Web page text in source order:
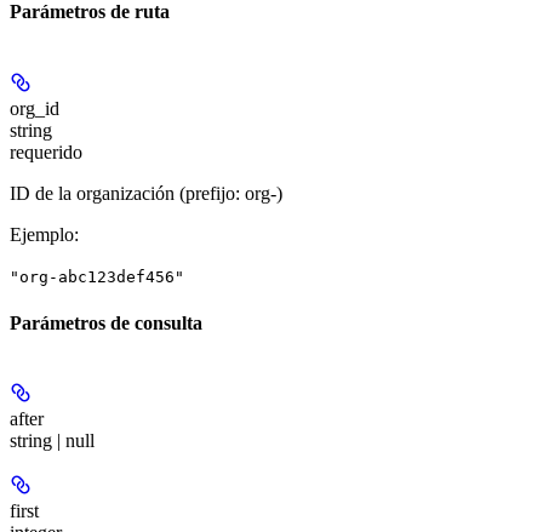
Parámetros de ruta
org_id
string
requerido
ID de la organización (prefijo: org-)
Ejemplo:
"org-abc123def456"
Parámetros de consulta
after
string | null
first